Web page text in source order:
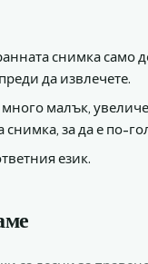
снимка само
да извлечете.
много малък,
снимка, за да е по-
език.